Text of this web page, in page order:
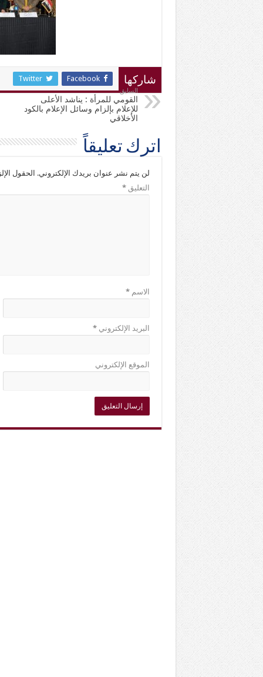
شاركها Facebook
Twitter
السابق
القومي للمرأة : يناشد الأعلى
للإعلام بإلزام وسائل الإعلام بالكود
الأخلاقي
اترك تعليقاً
لن يتم نشر عنوان بريدك الإلكتروني. الحقول
التعليق*
الاسم*
البريد الإلكتروني*
الموقع الإلكتروني